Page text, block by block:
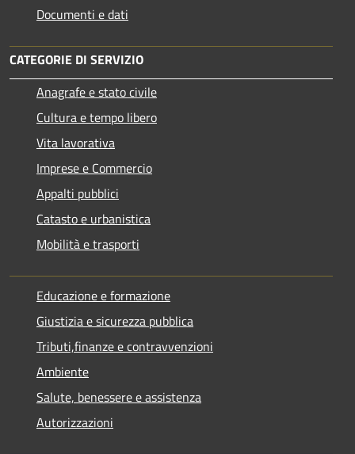
Documenti e dati
CATEGORIE DI SERVIZIO
Anagrafe e stato civile
Cultura e tempo libero
Vita lavorativa
Imprese e Commercio
Appalti pubblici
Catasto e urbanistica
Mobilità e trasporti
Educazione e formazione
Giustizia e sicurezza pubblica
Tributi,finanze e contravvenzioni
Ambiente
Salute, benessere e assistenza
Autorizzazioni